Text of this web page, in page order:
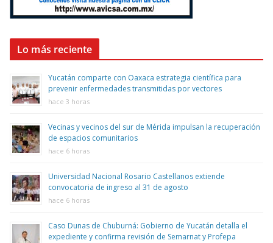
Lo más reciente
Yucatán comparte con Oaxaca estrategia científica para
prevenir enfermedades transmitidas por vectores
hace 3 horas
Vecinas y vecinos del sur de Mérida impulsan la recuperación
de espacios comunitarios
hace 6 horas
Universidad Nacional Rosario Castellanos extiende
convocatoria de ingreso al 31 de agosto
hace 6 horas
Caso Dunas de Chuburná: Gobierno de Yucatán detalla el
expediente y confirma revisión de Semarnat y Profepa